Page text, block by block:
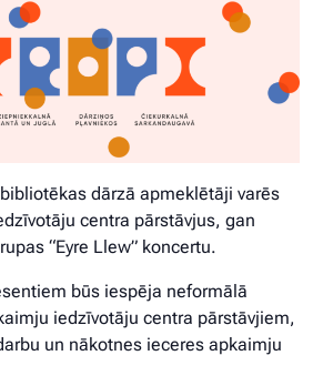
dārzā apmeklētāji varēs
centra pārstāvjus, gan
“Eyre Llew” koncertu.
būs iespēja neformālā
iedzīvotāju centra pārstāvjiem,
un nākotnes ieceres apkaimju